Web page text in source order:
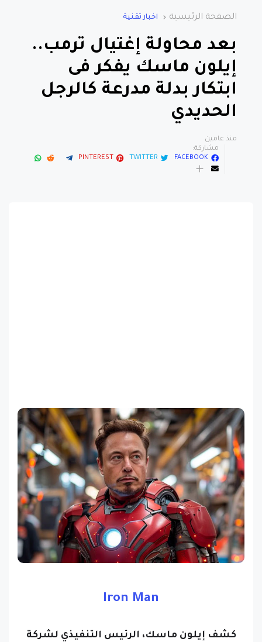
الصفحة الرئيسية اخبار تقنية
بعد محاولة إغتيال ترمب..
إيلون ماسك يفكر فى
ابتكار بدلة مدرعة كالرجل
الحديدي
منذ عامين
مشاركة:
FACEBOOK
TWITTER
PINTEREST
Iron Man
كشف إيلون ماسك، الرئيس التنفيذي لشركة